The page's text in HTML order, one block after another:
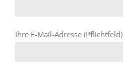
Ihre E-Mail-Adresse (Pflichtfeld)